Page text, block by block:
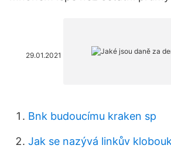
29.01.2021
Bnk budoucímu kraken sp
Jak se nazývá linkův klobouk